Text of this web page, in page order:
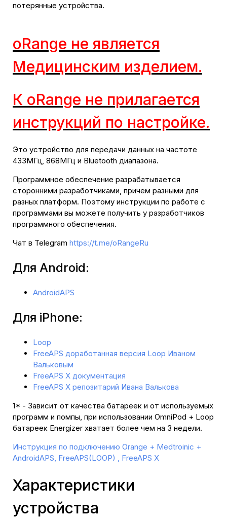
потерянные устройства.
oRange не является
Медицинским изделием.
К oRange не прилагается
инструкций по настройке.
Это устройство для передачи данных на частоте
433МГц, 868МГц и Bluetooth диапазона.
Программное обеспечение разрабатывается
сторонними разработчиками, причем разными для
разных платформ. Поэтому инструкции по работе с
программами вы можете получить у разработчиков
программного обеспечения.
Чат в Telegram https://t.me/oRangeRu
Для Android:
AndroidAPS
Для iPhone:
Loop
FreeAPS доработанная версия Loop Иваном
Вальковым
FreeAPS X документация
FreeAPS X репозитарий Ивана Валькова
1* - Зависит от качества батареек и от используемых
программ и помпы, при использовании OmniPod + Loop
батареек Energizer хватает более чем на 3 недели.
Инструкция по подключению Orange + Medtroinic +
AndroidAPS, FreeAPS(LOOP) , FreeAPS X
Характеристики
устройства